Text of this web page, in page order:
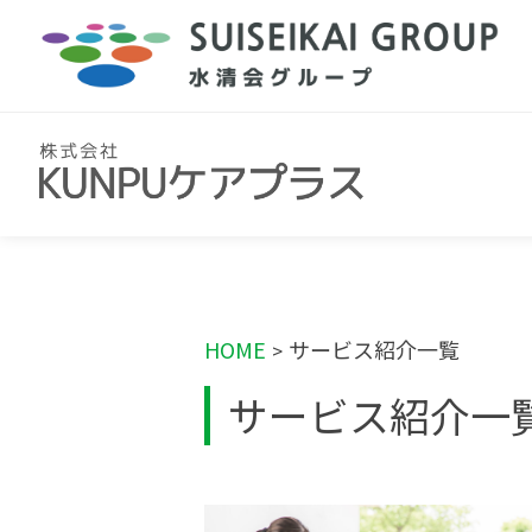
HOME > サービス紹介一覧
サービス紹介一